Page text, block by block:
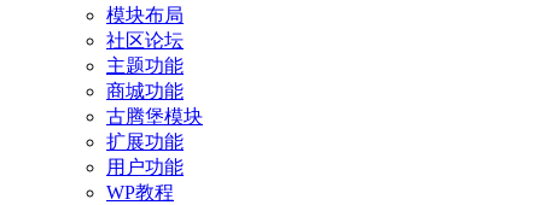
模块布局
社区论坛
主题功能
商城功能
古腾堡模块
扩展功能
用户功能
WP教程